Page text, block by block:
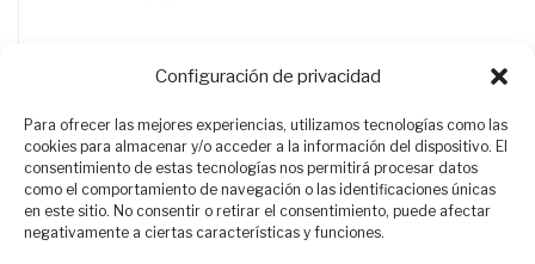
Configuración de privacidad
Para ofrecer las mejores experiencias, utilizamos tecnologías como las
cookies para almacenar y/o acceder a la información del dispositivo. El
consentimiento de estas tecnologías nos permitirá procesar datos
como el comportamiento de navegación o las identificaciones únicas
en este sitio. No consentir o retirar el consentimiento, puede afectar
negativamente a ciertas características y funciones.